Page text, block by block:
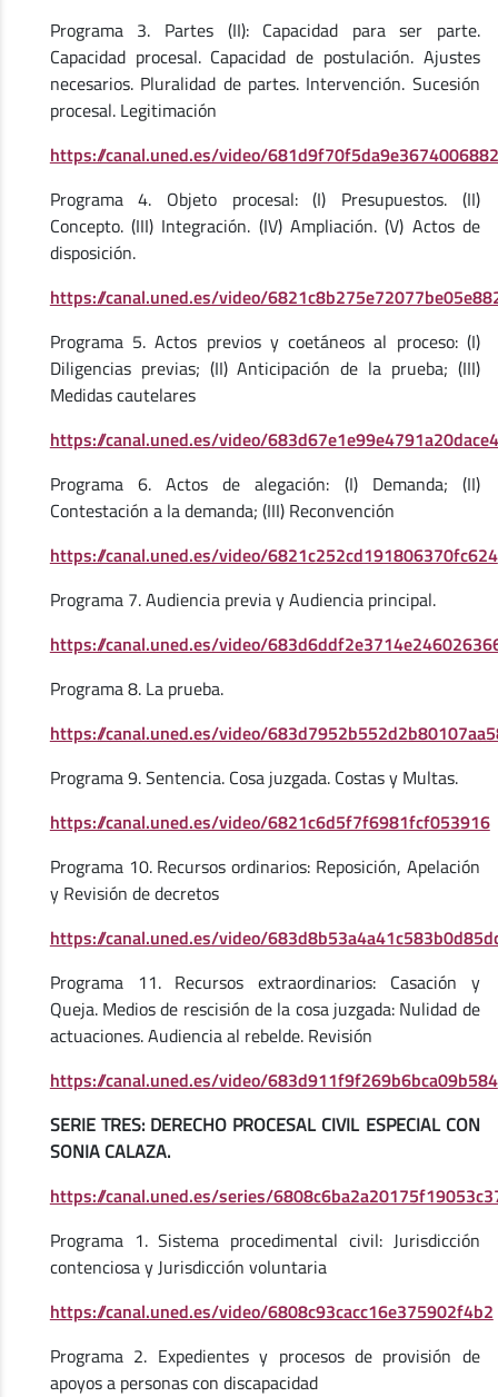
Programa 3. Partes (II): Capacidad para ser parte.
Capacidad procesal. Capacidad de postulación. Ajustes
necesarios. Pluralidad de partes. Intervención. Sucesión
procesal. Legitimación
https://canal.uned.es/video/681d9f70f5da9e3674006882
Programa 4. Objeto procesal: (I) Presupuestos. (II)
Concepto. (III) Integración. (IV) Ampliación. (V) Actos de
disposición.
https://canal.uned.es/video/
Programa 5. Actos previos y coetáneos al proceso: (I)
Diligencias previas; (II) Anticipación de la prueba; (III)
Medidas cautelares
https://canal.uned.es/video/683d67e1e99e4791a20dace4
Programa 6. Actos de alegación: (I) Demanda; (II)
Contestación a la demanda; (III) Reconvención
https://canal.uned.es/video/6821c252cd191806370fc624
Programa 7. Audiencia previa y Audiencia principal.
https://canal.uned.es/video/
Programa 8. La prueba.
https://canal.uned.es/video/
Programa 9. Sentencia. Cosa juzgada. Costas y Multas.
https://canal.uned.es/video/6821c6d5f7f6981fcf053916
Programa 10. Recursos ordinarios: Reposición, Apelación
y Revisión de decretos
https://canal.uned.es/video/
Programa 11. Recursos extraordinarios: Casación y
Queja. Medios de rescisión de la cosa juzgada: Nulidad de
actuaciones. Audiencia al rebelde. Revisión
https://canal.uned.es/video/683d911f9f269b6bca09b584
SERIE TRES: DERECHO PROCESAL CIVIL ESPECIAL CON
SONIA CALAZA.
https://canal.uned.es/series/
Programa 1. Sistema procedimental civil: Jurisdicción
contenciosa y Jurisdicción voluntaria
https://canal.uned.es/video/6808c93cacc16e375902f4b2
Programa 2. Expedientes y procesos de provisión de
apoyos a personas con discapacidad